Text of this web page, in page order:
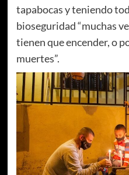
tapabocas y teniendo
bioseguridad “muchas
tienen que encender, o
muertes”.